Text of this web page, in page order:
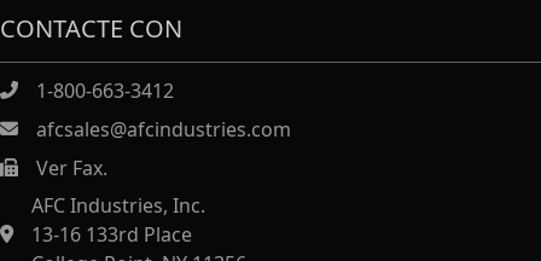
CONTACTE CON
1-800-663-3412
afcsales@afcindustries.com
https://afcindustries.com/contact/#:~:text=Fax
Ver Fax.
AFC Industries, Inc.
13-16 133rd Place